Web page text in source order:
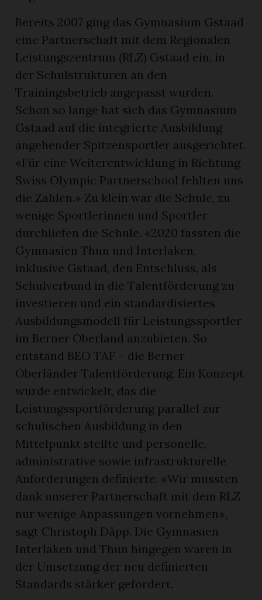
Bereits 2007 ging das Gymnasium Gstaad
eine Partnerschaft mit dem Regionalen
Leistungszentrum (RLZ) Gstaad ein, in
der Schulstrukturen an den
Trainingsbetrieb angepasst wurden.
Schon so lange hat sich das Gymnasium
Gstaad auf die integrierte Ausbildung
angehender Spitzensportler ausgerichtet.
«Für eine Weiterentwicklung in Richtung
Swiss Olympic Partnerschool fehlten uns
die Zahlen.» Zu klein war die Schule, zu
wenige Sportlerinnen und Sportler
durchliefen die Schule. «2020 fassten die
Gymnasien Thun und Interlaken,
inklusive Gstaad, den Entschluss, als
Schulverbund in die Talentförderung zu
investieren und ein standardisiertes
Ausbildungsmodell für Leistungssportler
im Berner Oberland anzubieten. So
entstand BEO TAF – die Berner
Oberländer Talentförderung. Ein Konzept
wurde entwickelt, das die
Leistungssportförderung parallel zur
schulischen Ausbildung in den
Mittelpunkt stellte und personelle,
administrative sowie infrastrukturelle
Anforderungen definierte. «Wir mussten
dank unserer Partnerschaft mit dem RLZ
nur wenige Anpassungen vornehmen»,
sagt Christoph Däpp. Die Gymnasien
Interlaken und Thun hingegen waren in
der Umsetzung der neu definierten
Standards stärker gefordert.